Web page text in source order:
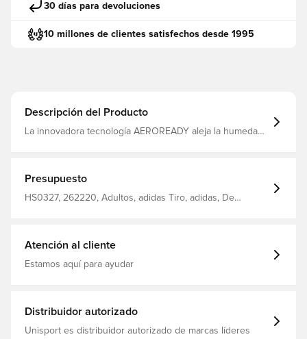
30 días para devoluciones
10 millones de clientes satisfechos desde 1995
Descripción del Producto
La innovadora tecnología AEROREADY aleja la humedad
cremallera de un cuarto de largo Corte ajustado Hecho
de poliéster 100% reciclado.
Presupuesto
HS0327, 262220, Adultos, adidas Tiro, adidas, De
Atención al cliente
Estamos aquí para ayudar
Distribuidor autorizado
Unisport es distribuidor autorizado de marcas líderes